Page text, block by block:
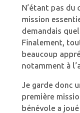
N’étant pas du
mission
demandais
Finalement,
beaucoup
notamment à
Je garde donc
première
bénévole a